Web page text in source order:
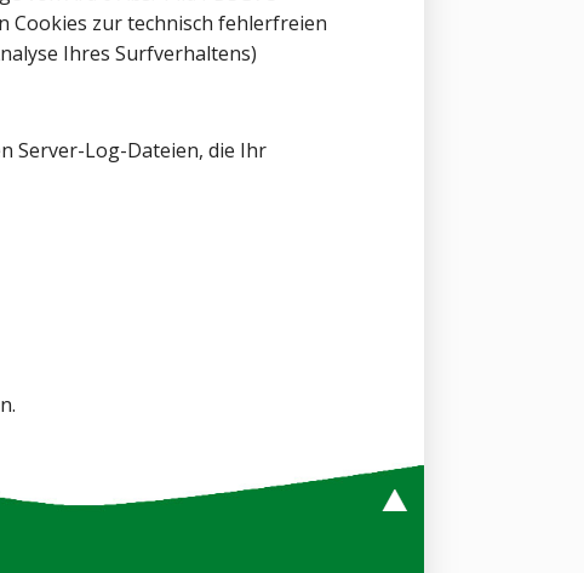
Cookies zur technisch fehlerfreien
Ihres Surfverhaltens)
Server-Log-Dateien, die Ihr